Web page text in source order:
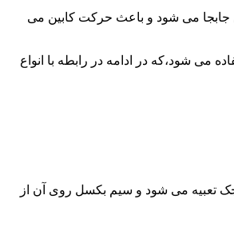
جابجا می شود و باعث حرکت کابین می
های غیرمستقیم و چند مرحله ای استفاده می شود،که در ادامه در رابطه با انواع
تعبیه می شود و سیم بکسل روی آن از